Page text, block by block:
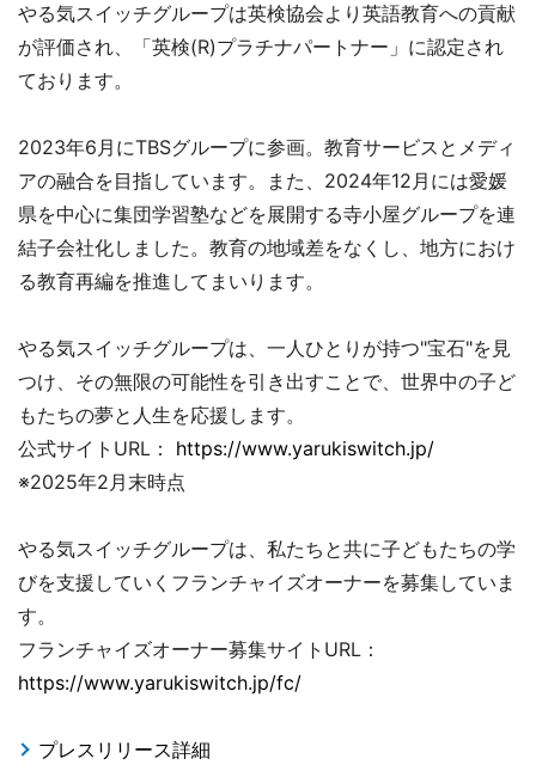
やる気スイッチグループは英検協会より英語教育への貢献
が評価され、「英検(R)プラチナパートナー」に認定され
ております。
2023年6月にTBSグループに参画。教育サービスとメディ
アの融合を目指しています。また、2024年12月には愛媛
県を中心に集団学習塾などを展開する寺小屋グループを連
結子会社化しました。教育の地域差をなくし、地方におけ
る教育再編を推進してまいります。
やる気スイッチグループは、一人ひとりが持つ"宝石"を見
つけ、その無限の可能性を引き出すことで、世界中の子ど
もたちの夢と人生を応援します。
公式サイトURL： https://www.yarukiswitch.jp/
※2025年2月末時点
やる気スイッチグループは、私たちと共に子どもたちの学
びを支援していくフランチャイズオーナーを募集していま
す。
フランチャイズオーナー募集サイトURL：
https://www.yarukiswitch.jp/fc/
プレスリリース詳細